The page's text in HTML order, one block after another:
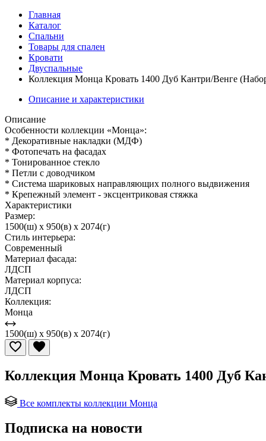
Главная
Каталог
Спальни
Товары для спален
Кровати
Двуспальные
Коллекция Монца Кровать 1400 Дуб Кантри/Венге
Описание и характеристики
Описание
Особенности коллекции «Монца»:
* Декоративные накладки (МДФ)
* Фотопечать на фасадах
* Тонированное стекло
* Петли с доводчиком
* Система шариковых направляющих полного выдвижения
* Крепежный элемент - эксцентриковая стяжка
Характеристики
Размер:
1500(ш) x 950(в) x 2074(г)
Стиль интерьера:
Современный
Материал фасада:
ЛДСП
Материал корпуса:
ЛДСП
Коллекция:
Монца
1500(ш) x 950(в) x 2074(г)
Коллекция Монца Кровать 1400 Дуб
Все комплекты коллекции Монца
Подписка на новости